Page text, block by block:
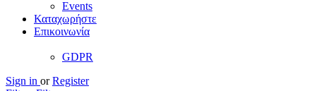
Events
Καταχωρήστε
Επικοινωνία
GDPR
Sign in or Register